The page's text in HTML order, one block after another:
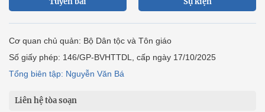
Cơ quan chủ quản: Bộ Dân tộc và Tôn giáo
Số giấy phép: 146/GP-BVHTTDL, cấp ngày 17/10/2025
Tổng biên tập: Nguyễn Văn Bá
Liên hệ tòa soạn